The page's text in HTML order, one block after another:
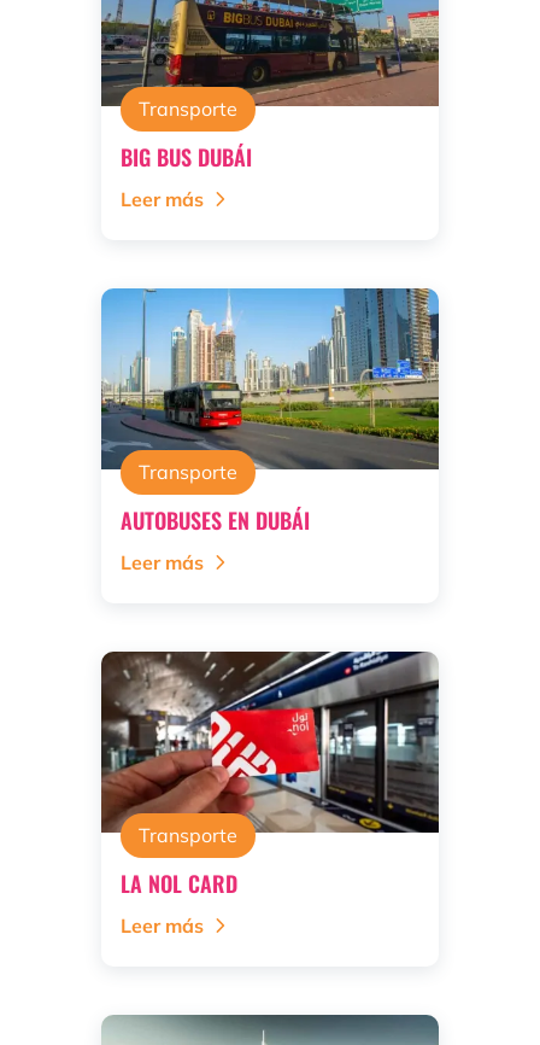
Transporte
BIG BUS DUBÁI
Leer más
Transporte
AUTOBUSES EN DUBÁI
Leer más
Transporte
LA NOL CARD
Leer más